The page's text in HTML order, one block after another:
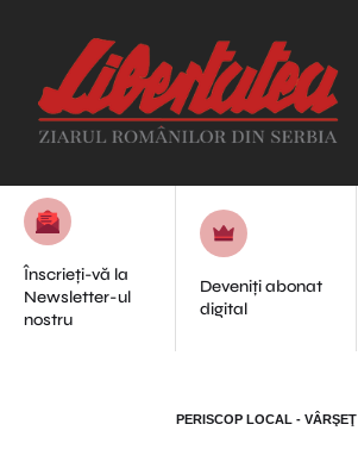
Înscrieți-vă la
Newsletter-ul
nostru
Deveniți abonat
digital
PERISCOP LOCAL - VÂRŞEŢ